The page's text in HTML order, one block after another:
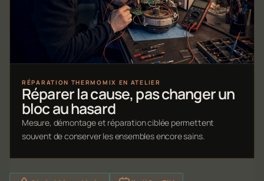
RÉPARATION THERMOMIX EN ATELIER
Réparer la cause, pas changer un
bloc au hasard
Mesure, démontage et réparation ciblée permettent
souvent de conserver les ensembles encore sains.